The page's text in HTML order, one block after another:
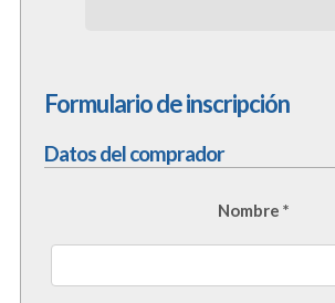
Formulario de inscripción
Datos del comprador
Nombre *